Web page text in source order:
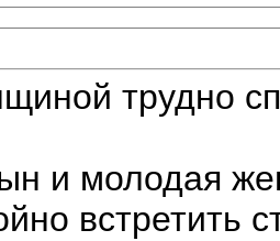
трудно
и молодая
встретить